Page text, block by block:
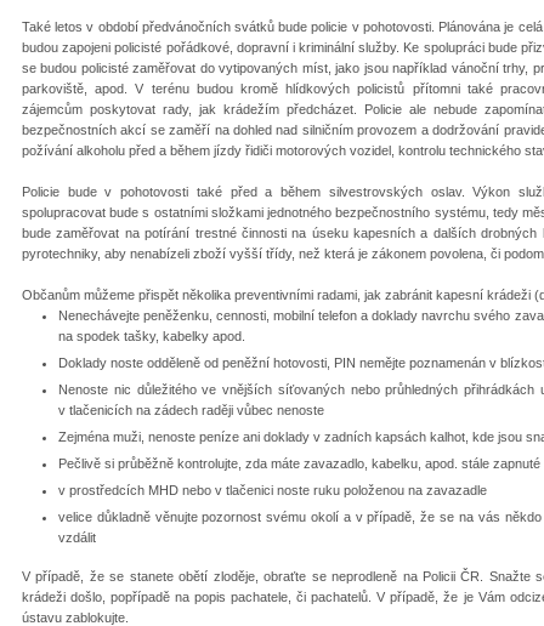
Také letos v období předvánočních svátků bude policie v pohotovosti. Plánována je
budou zapojeni policisté pořádkové, dopravní i kriminální služby. Ke spolupráci bude
se budou policisté zaměřovat do vytipovaných míst, jako jsou například vánoční trhy,
parkoviště, apod. V terénu budou kromě hlídkových policistů přítomni také
zájemcům poskytovat rady, jak krádežím předcházet. Policie ale nebude
bezpečnostních akcí se zaměří na dohled nad silničním provozem a dodržování
požívání alkoholu před a během jízdy řidiči motorových vozidel, kontrolu technického
Policie bude v pohotovosti také před a během silvestrovských oslav. Výkon
spolupracovat bude s ostatními složkami jednotného bezpečnostního systému, tedy
bude zaměřovat na potírání trestné činnosti na úseku kapesních a dalších
pyrotechniky, aby nenabízeli zboží vyšší třídy, než která je zákonem povolena, či
Občanům můžeme přispět několika preventivními radami, jak zabránit kapesní krádeži
Nenechávejte peněženku, cennosti, mobilní telefon a doklady navrchu svého
na spodek tašky, kabelky apod.
Doklady noste odděleně od peněžní hotovosti, PIN nemějte poznamenán v
Nenoste nic důležitého ve vnějších síťovaných nebo průhledných
v tlačenicích na zádech raději vůbec nenoste
Zejména muži, nenoste peníze ani doklady v zadních kapsách kalhot, kde jsou
Pečlivě si průběžně kontrolujte, zda máte zavazadlo, kabelku, apod. stále zapnuté
v prostředcích MHD nebo v tlačenici noste ruku položenou na zavazadle
velice důkladně věnujte pozornost svému okolí a v případě, že se na vás
vzdálit
V případě, že se stanete obětí zloděje, obraťte se neprodleně na Policii ČR. Snažte
krádeži došlo, popřípadě na popis pachatele, či pachatelů. V případě, že je Vám
ústavu zablokujte.